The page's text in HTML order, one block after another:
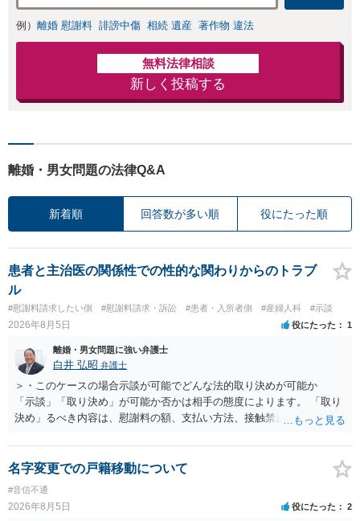
例） 離婚 慰謝料 誹謗中傷 相続 遺産 著作物 違法
無料法律相談
新しく投稿する
離婚・男女問題の法律Q&A
新着順 回答数が多い順 役にたった順
患者と主治医の関係性での性的な関わりからのトラブ
ル
#慰謝料請求したい側 #慰謝料請求・訴訟 #患者・入所者側 #産婦人科 #示談
2026年8月5日 役にたった 1
離婚・男女問題に強い弁護士
白井 弘昭 弁護士
＞・このケースの場合示談が可能でどんな法的取り決めが可能か
「示談」「取り決め」が可能か否かは相手の態度によります。 「取り
決め」るべき内容は、慰謝料の額、支払い方法、接触禁止条項、口外
なると思います。 おそらく、警察が事件化できないと述べた理由の一
つに、相手が、性的関係を否定したか、合意の上だったと虚偽の供述
をしたかがあると思われます。 そうすると、相手は、示談書を交わし
取り決めを行う意思はないと考えたほうが良いでしょう。 もし相手が
示談書を交わす意思があるのでしたら、上記の内容を入れれるだけ示
名字変更での戸籍移動について
#音信不通
2026年8月5日 役にたった 2